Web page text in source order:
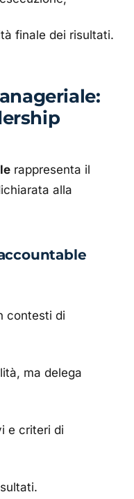
finale dei risultati.
rappresenta il
alla
contesti di
ma delega
e criteri di